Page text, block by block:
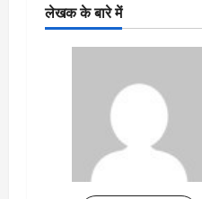
लेखक के बारे में